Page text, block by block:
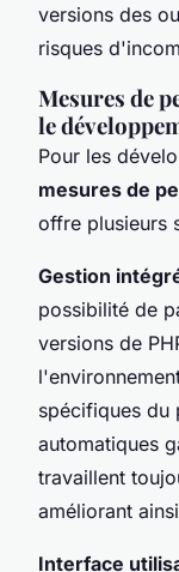
versions des
risques
Mesures de
le
Pour les
mesures de
offre plusieurs
Gestion
possibilité de
versions de
spécifiques du
automatiques
travaillent
améliorant
Interface